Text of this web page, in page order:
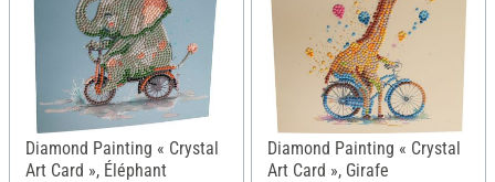
Diamond Painting « Crystal
Art Card », Éléphant
Diamond Painting « Crystal
Art Card », Girafe